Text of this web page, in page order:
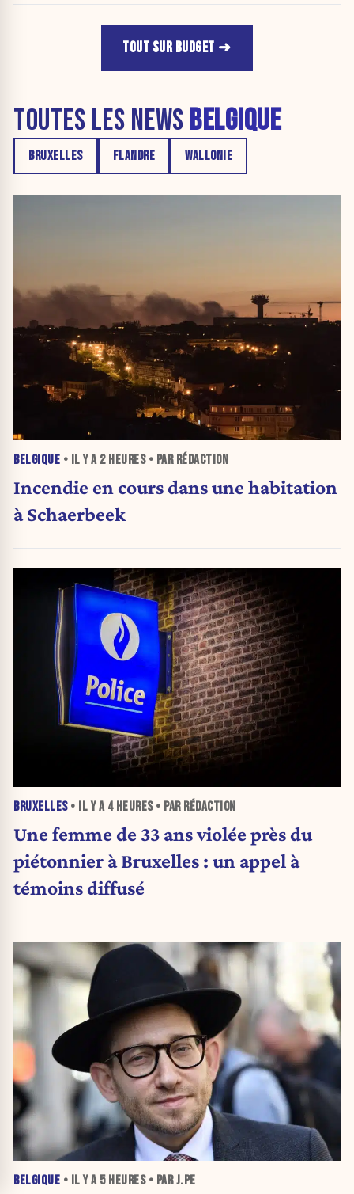
TOUT SUR BUDGET
TOUTES LES NEWS BELGIQUE
BRUXELLES FLANDRE WALLONIE
BELGIQUE • IL Y A 2 HEURES• PAR RÉDACTION
Incendie en cours dans une habitation
à Schaerbeek
BRUXELLES• IL Y A 4 HEURES• PAR RÉDACTION
Une femme de 33 ans violée près du
piétonnier à Bruxelles : un appel à
témoins diffusé
BELGIQUE • IL Y A 5 HEURES• PAR J.PE